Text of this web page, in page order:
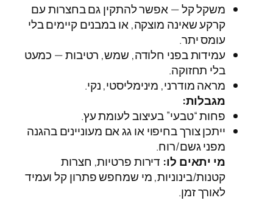
משקל קל — אפשר להתקין גם בחצרות עם
קרקע שאינה מוצקה, או במבנים קיימים בלי
עומס יתר.
עמידות בפני חלודה, שמש, רטיבות — כמעט
בלי תחזוקה.
מראה מודרני, מינימליסטי, נקי.
מגבלות:
פחות “טבעי” בעיצוב לעומת עץ.
ייתכן צורך בחיפוי או גג אם מעוניינים בהגנה
מפני גשם/רוח.
מי יתאים לו: דירות פרטיות, חצרות
קטנות/בינוניות, מי שמחפש פתרון קל ועמיד
לאורך זמן.